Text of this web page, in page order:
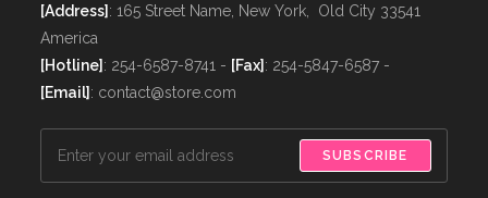
[Address]: 165 Street Name, New York, Old City 33541
America
[Hotline]: 254-6587-8741 - [Fax]: 254-5847-6587 -
[Email]: contact@store.com
SUBSCRIBE